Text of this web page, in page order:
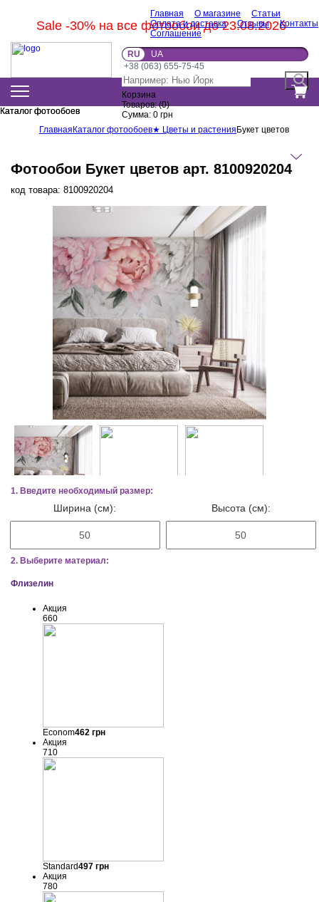
Sale -30% на все фотообои до 23.08.2026
Главная О магазине
Статьи
Оплата и доставка
Отзывы
Контакты
Соглашение
RU
UA
+38 (063) 655-75-45
Корзина
Товаров:(0)
Сумма: 0 грн
Каталог фотообоев
Каталог фотообоев
Главная Каталог фотообоев★ Цветы и растения Букет цветов
Фотообои Букет цветов арт. 8100920204
код товара: 8100920204
1. Введите необходимый размер:
Ширина (см): Высота (см):
2. Выберите материал:
Флизелин
Акция
660
Econom462грн
Акция
710
Standard497грн
Акция
780